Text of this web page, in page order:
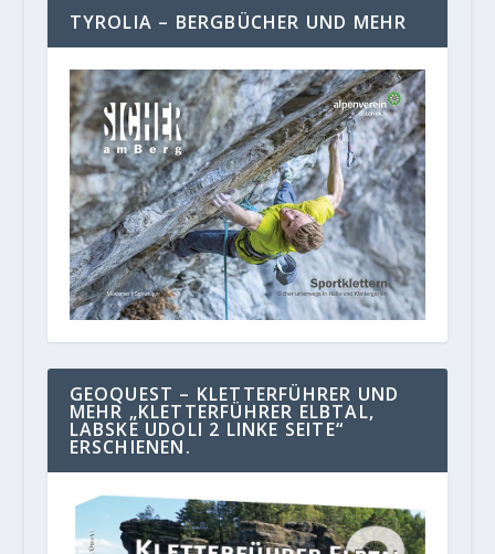
TYROLIA – BERGBÜCHER UND MEHR
GEOQUEST – KLETTERFÜHRER UND
MEHR „KLETTERFÜHRER ELBTAL,
LABSKE UDOLI 2 LINKE SEITE“
ERSCHIENEN.